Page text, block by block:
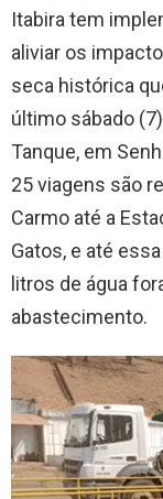
Itabira tem
aliviar os
seca histórica
último sábado
Tanque, em
25 viagens são
Carmo até a
Gatos, e até
litros de água
abastecimento.